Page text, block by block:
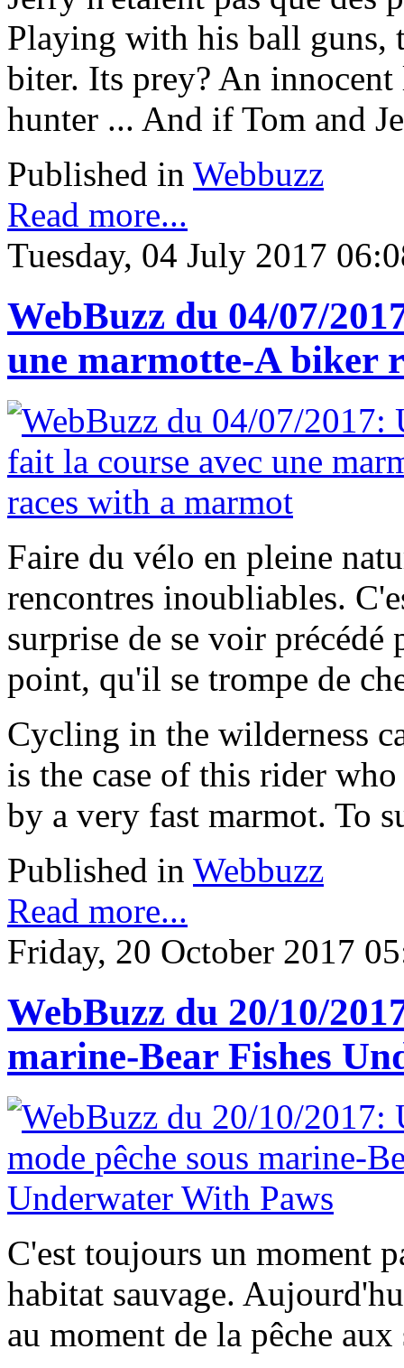
Playing with his ball guns,
biter. Its prey? An
hunter ... And if Tom and
Published in Webbuzz
Read more...
Tuesday, 04 July 2017
WebBuzz du 04/07/
une marmotte-A biker
Faire du vélo en pleine
rencontres inoubliables.
surprise de se voir
point, qu'il se trompe de
Cycling in the wilderness
is the case of this rider
by a very fast marmot. To
Published in Webbuzz
Read more...
Friday, 20 October 2017
WebBuzz du 20/10/
marine-Bear Fishes
C'est toujours un moment
habitat sauvage.
au moment de la pêche aux